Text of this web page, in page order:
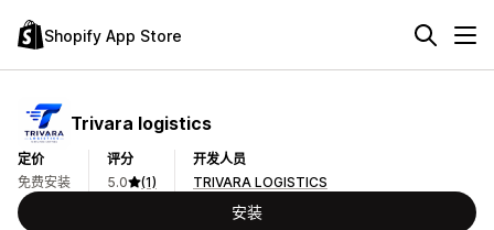
Shopify App Store
Trivara logistics
定价
免费安装
评分
5.0
(1)
开发人员
TRIVARA LOGISTICS
安装